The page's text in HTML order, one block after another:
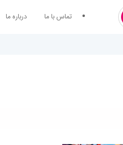
تماس با ما درباره ما